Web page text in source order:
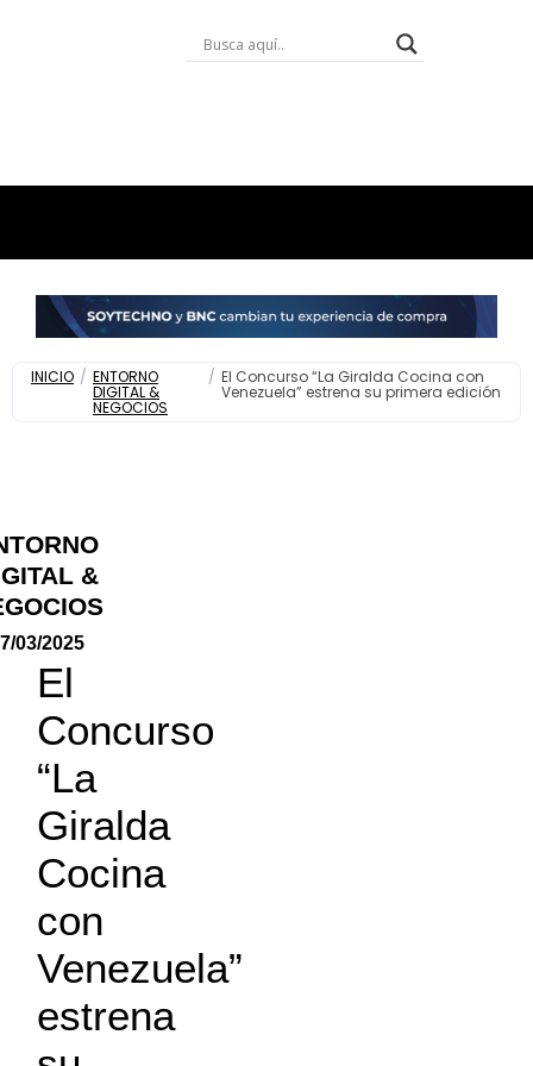
INICIO / ENTORNO
DIGITAL &
NEGOCIOS
/ El Concurso “La Giralda Cocina con
Venezuela” estrena su primera edición
&
03/2025
El
Concurso
“La
Giralda
Cocina
con
Venezuela”
estrena